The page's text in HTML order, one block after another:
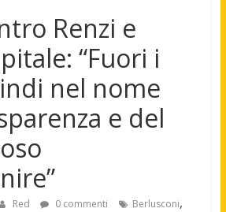
Renzi e
“Fuori i
nel nome
e del
Red 0 commenti Berlusconi,